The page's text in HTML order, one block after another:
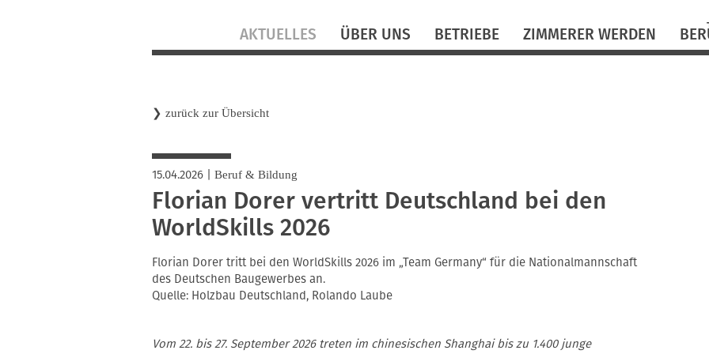
überspringen
AKTUELLES ÜBER UNS BETRIEBE ZIMMERER WERDEN
❯ zurück zur Übersicht
15.04.2026| Beruf & Bildung
Florian Dorer vertritt Deutschland bei den
WorldSkills 2026
Florian Dorer tritt bei den WorldSkills 2026 im „Team Germany“ für die Nationalmannschaft
des Deutschen Baugewerbes an.
Quelle: Holzbau Deutschland, Rolando Laube
Vom 22. bis 27. September 2026 treten im chinesischen Shanghai bis zu 1.400 junge